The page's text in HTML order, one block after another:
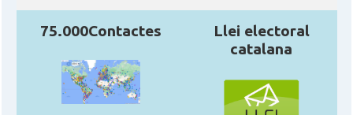
75.000Contactes
Llei electoral
catalana